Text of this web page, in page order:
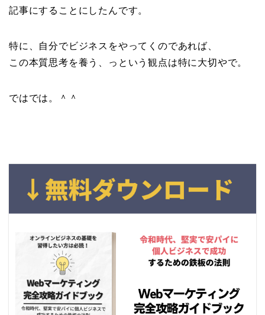
記事にすることにしたんです。
特に、自分でビジネスをやってくのであれば、
この本質思考を養う、っという観点は特に大切やで。
ではでは。＾＾